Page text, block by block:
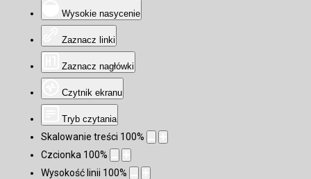
Wysokie nasycenie
Zaznacz linki
Zaznacz nagłówki
Czytnik ekranu
Tryb czytania
Skalowanie treści 100%
Czcionka 100%
Wysokość linii 100%